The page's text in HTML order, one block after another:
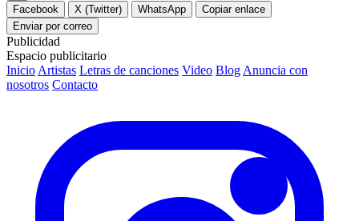
Facebook
X (Twitter) WhatsApp
Copiar enlace
Enviar por correo
Publicidad
Espacio publicitario
Inicio Artistas Letras de canciones Video Blog Anuncia con
nosotros Contacto